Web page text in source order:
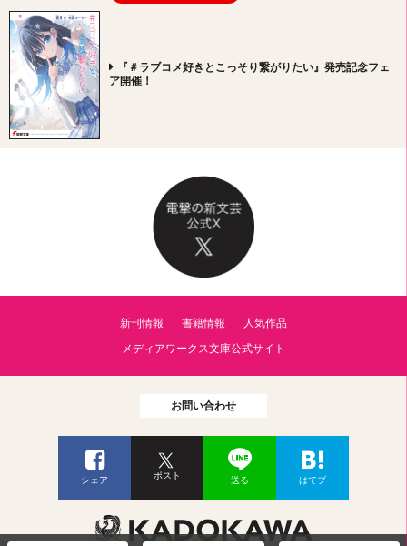
『＃ラブコメ好きとこっそり繋がりたい』発売記念フェ
ア開催！
新刊情報 書籍情報
人気作品
メディアワークス文庫公式サイト
お問い合わせ
シェア ポスト 送る はてブ